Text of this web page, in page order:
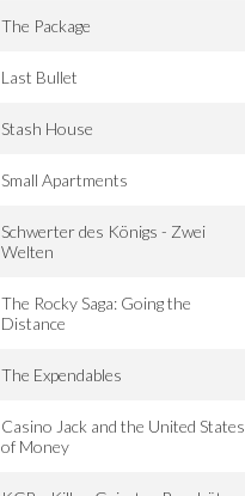
The Package
Last Bullet
Stash House
Small Apartments
Schwerter des Königs - Zwei
Welten
The Rocky Saga: Going the
Distance
The Expendables
Casino Jack and the United States
of Money